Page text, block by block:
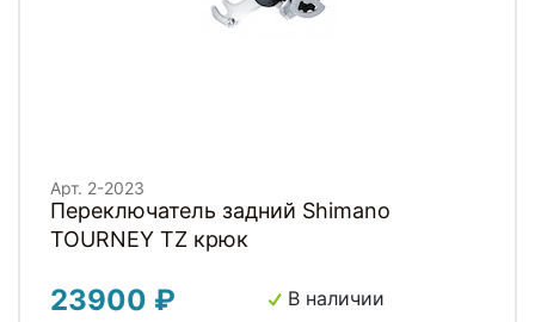
Арт. 2-2023
Переключатель задний Shimano
TOURNEY TZ крюк
23900 ₽ В наличии